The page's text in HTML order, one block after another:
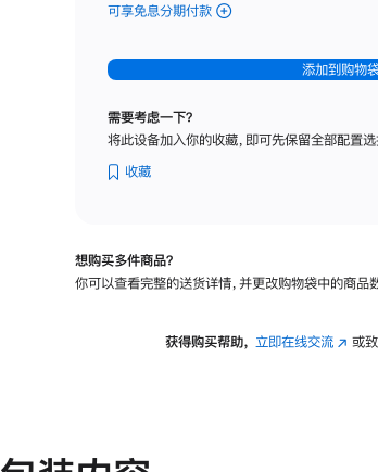
可享免息分期付款 (Studio
-
纳
理
可
斜
添加到购物
需要考虑一下？
将此设备加入你的收藏，即可先保留全部配置选
收藏
想购买多件商品？
你可以查看完整的送货详情，并更改购物袋中的商品数
获得购买帮助， 立即在线交流(在 或